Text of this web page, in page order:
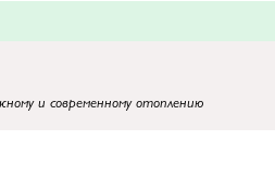
и современному отоплению